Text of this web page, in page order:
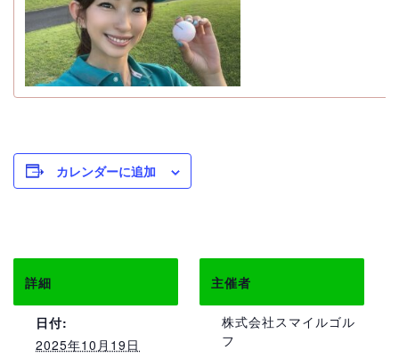
カレンダーに追加
詳細
日付:
2025年10月19日
主催者
株式会社スマイルゴル
フ